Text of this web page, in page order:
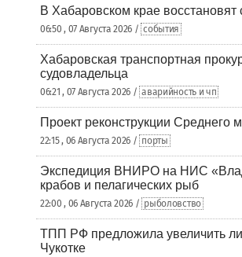
В Хабаровском крае
06:50 , 07 Августа 2026 / события
Хабаровская транспортная
судовладельца
06:21 , 07 Августа 2026 / аварийность и чп
Проект реконструкции Среднего
22:15 , 06 Августа 2026 / порты
Экспедиция ВНИРО на НИС
крабов и пелагических рыб
22:00 , 06 Августа 2026 / рыболовство
ТПП РФ предложила увеличить
Чукотке